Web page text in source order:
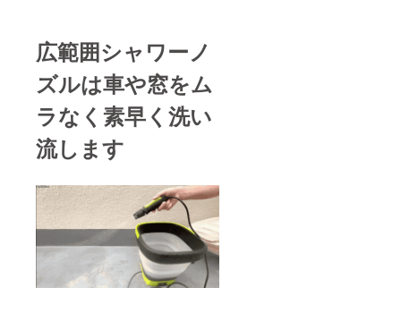
広範囲シャワーノ
ズルは車や窓をム
ラなく素早く洗い
流します